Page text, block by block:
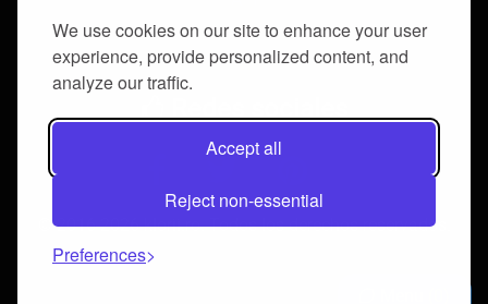
We use cookies on our site to enhance your user
experience, provide personalized content, and
analyze our traffic.
Accept all
Reject non-essential
Preferences
contáctenos
© 2016-2026 klorii.ro. Todos los derechos reservados.